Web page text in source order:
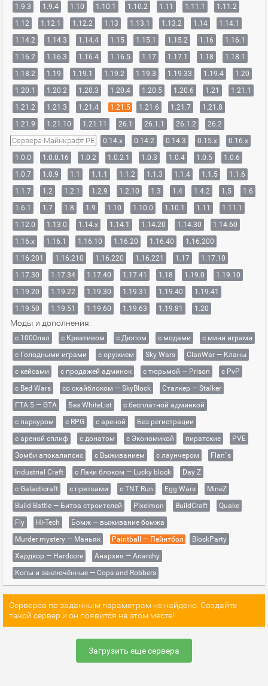
1.9.3
1.9.4 1.10 1.10.1 1.10.2 1.11 1.11.1
1.11.2
1.12
1.12.1 1.12.2 1.13 1.13.1 1.13.2 1.14
1.14.1
1.14.2
1.14.3 1.14.4 1.15 1.15.1 1.15.2 1.16
1.16.1
1.16.2
1.16.3 1.16.4 1.16.5 1.17 1.17.1 1.18
1.18.1
1.18.2
1.19 1.19.1 1.19.2 1.19.3 1.19.33 1.19.4
1.20
1.20.1
1.20.2 1.20.3 1.20.4 1.20.5 1.20.6 1.21
1.21.1
1.21.2
1.21.3 1.21.4 1.21.5 1.21.6 1.21.7
1.21.8
1.21.9
1.21.10 1.21.11 26.1 26.1.1 26.1.2 26.2
Сервера Майнкрафт PE 0.14.x 0.14.2 0.14.3 0.15.x
0.16.x
1.0.0
1.0.0.16 1.0.2 1.0.2.1 1.0.3 1.0.4 1.0.5
1.0.6
1.0.7
1.0.9 1.1 1.1.1 1.1.2 1.1.3 1.1.4 1.1.5
1.1.6
1.1.7
1.2 1.2.1 1.2.9 1.2.10 1.3 1.4 1.4.2 1.5
1.6
1.6.1
1.7 1.8 1.9 1.10 1.10.0 1.10.1 1.11
1.11.1
1.12.0
1.13.0 1.14.x 1.14.1 1.14.20 1.14.30
1.14.60
1.16.x
1.16.1 1.16.10 1.16.20 1.16.40
1.16.200
1.16.201
1.16.210 1.16.220 1.16.221 1.17
1.17.10
1.17.30
1.17.34 1.17.40 1.17.41 1.18 1.19.0
1.19.10
1.19.20
1.19.22 1.19.30 1.19.31 1.19.40
1.19.41
1.19.50
1.19.51 1.19.60 1.19.63 1.19.81 1.20
Моды и дополнения:
с 1000лвл c Креативом с Дюпом с модами
с мини играми
с Голодными играми
с оружием Sky Wars
ClanWar — Кланы
с кейсами
с продажей админок с тюрьмой — Prison
с PvP
с Bed Wars
со скайблоком — SkyBlock
Сталкер — Stalker
ГТА 5 — GTA
Без WhiteList
с бесплатной админкой
с паркуром
с RPG с ареной
Без регистрации
с ареной сплиф
с донатом с Экономикой пиратские
PVE
Зомби апокалипсис
с Выживанием с лаунчером
Flan`s
Industrial Craft
с Лаки блоком — Lucky block
Day Z
с Galacticraft
с прятками с TNT Run Egg Wars
MineZ
Build Battle — Битва строителей
Pixelmon BuildCraft
Quake
Fly
Hi-Tech
Бомж — выживание бомжа
Murder mystery — Маньяк
Paintball — Пейнтбол
BlockParty
Хардкор — Hardcore
Анархия — Anarchy
Копы и заключённые — Cops and Robbers
Серверов по заданным параметрам не найдено. Создайте
такой сервер и он появится на этом месте!
Загрузить еще сервера